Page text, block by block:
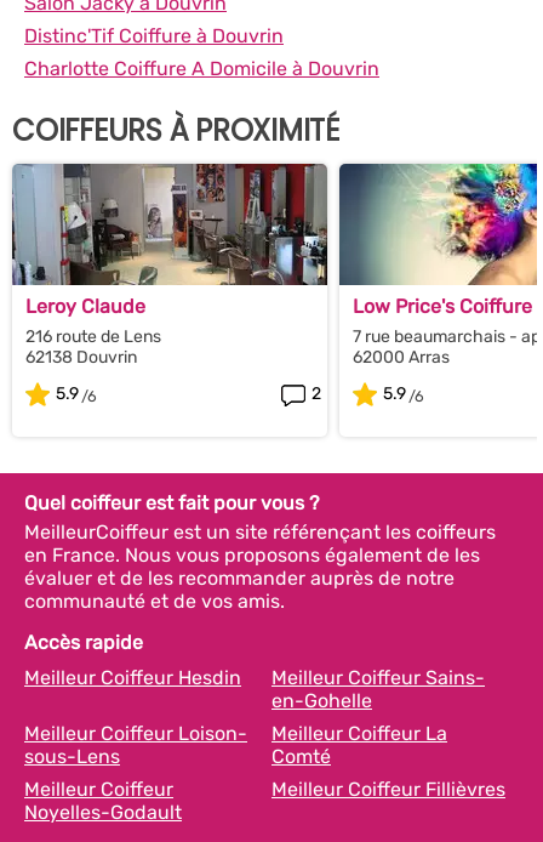
Distinc'Tif Coiffure à Douvrin
Charlotte Coiffure A Domicile à Douvrin
COIFFEURS À PROXIMITÉ
Leroy Claude
216 route de Lens
62138 Douvrin
5.9
2
Low Price's Coiffure
7 rue beaumarchais -
62000 Arras
5.9
Quel coiffeur est fait pour vous ?
MeilleurCoiffeur est un site référençant les coiffeurs
en France. Nous vous proposons également de les
évaluer et de les recommander auprès de notre
communauté et de vos amis.
Accès rapide
Meilleur Coiffeur Hesdin
Meilleur Coiffeur Sains-
en-Gohelle
Meilleur Coiffeur Loison-
sous-Lens
Meilleur Coiffeur La
Comté
Meilleur Coiffeur
Noyelles-Godault
Meilleur Coiffeur Fillièvres